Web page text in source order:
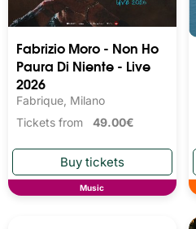
Fabrizio Moro - Non Ho
Paura Di Niente - Live
2026
Fabrique, Milano
Tickets from 49.00€
Music